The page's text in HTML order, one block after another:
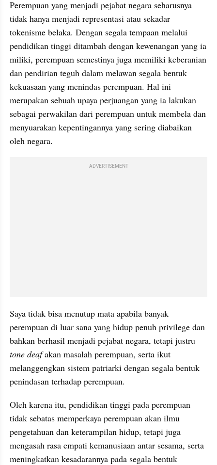
Perempuan yang menjadi pejabat negara seharusnya
tidak hanya menjadi representasi atau sekadar
tokenisme belaka. Dengan segala tempaan melalui
pendidikan tinggi ditambah dengan kewenangan yang ia
miliki, perempuan semestinya juga memiliki keberanian
dan pendirian teguh dalam melawan segala bentuk
kekuasaan yang menindas perempuan. Hal ini
merupakan sebuah upaya perjuangan yang ia lakukan
sebagai perwakilan dari perempuan untuk membela dan
menyuarakan kepentingannya yang sering diabaikan
oleh negara.
ADVERTISEMENT
Saya tidak bisa menutup mata apabila banyak
perempuan di luar sana yang hidup penuh privilege dan
tone deaf akan masalah perempuan, serta ikut
melanggengkan sistem patriarki dengan segala bentuk
penindasan terhadap perempuan.
Oleh karena itu, pendidikan tinggi pada perempuan
tidak sebatas memperkaya perempuan akan ilmu
pengetahuan dan keterampilan hidup, tetapi juga
mengasah rasa empati kemanusiaan antar sesama, serta
meningkatkan kesadarannya pada segala bentuk